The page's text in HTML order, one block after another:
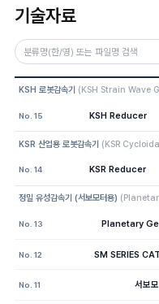
기술자료
KSH 로봇감속기 ( KSH Strain Wave
No. 15 KSH Reducer
KSR 산업용 로봇감속기 (KSR
No. 14 KSR Reducer
정밀 유성감속기 (서보모터용) (
No. 13 Planetary
No. 12 SM SERIES
No. 11 서보